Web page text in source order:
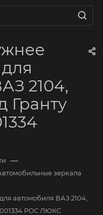
2104,
Гранту
—
зеркала
автомобиля ВАЗ 2104,
РОС ЛЮКС